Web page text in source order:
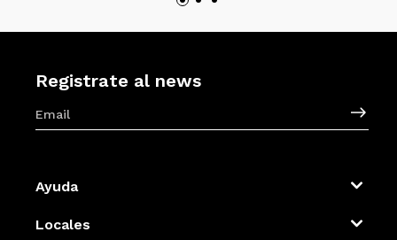
Registrate al news
Ayuda
Locales